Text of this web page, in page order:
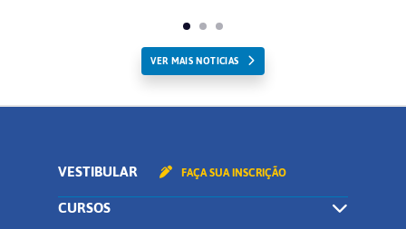
VER MAIS NOTICIAS
VESTIBULAR FAÇA SUA INSCRIÇÃO
CURSOS